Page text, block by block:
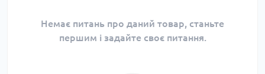
Немає питань про даний товар, станьте
першим і задайте своє питання.